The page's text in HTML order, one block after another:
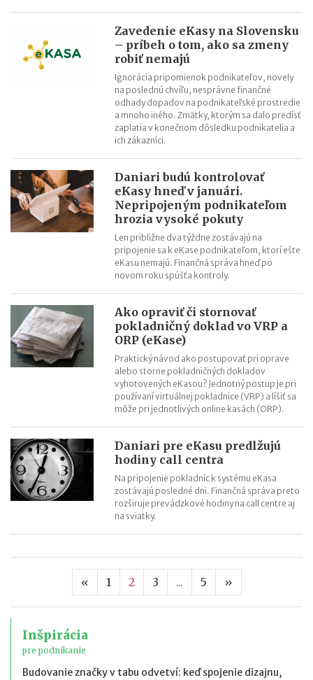
Zavedenie eKasy na Slovensku
– príbeh o tom, ako sa zmeny
robiť nemajú
Ignorácia pripomienok podnikateľov, novely
na poslednú chvíľu, nesprávne finančné
odhady dopadov na podnikateľské prostredie
a mnoho iného. Zmätky, ktorým sa dalo predísť
zaplatia v konečnom dôsledku podnikatelia a
ich zákazníci.
Daniari budú kontrolovať
eKasy hneď v januári.
Nepripojeným podnikateľom
hrozia vysoké pokuty
Len približne dva týždne zostávajú na
pripojenie sa k eKase podnikateľom, ktorí ešte
eKasu nemajú. Finančná správa hneď po
novom roku spúšťa kontroly.
Ako opraviť či stornovať
pokladničný doklad vo VRP a
ORP (eKase)
Praktický návod ako postupovať pri oprave
alebo storne pokladničných dokladov
vyhotovených eKasou? Jednotný postup je pri
používaní virtuálnej pokladnice (VRP) a líšiť sa
môže pri jednotlivých online kasách (ORP).
Daniari pre eKasu predlžujú
hodiny call centra
Na pripojenie pokladníc k systému eKasa
zostávajú posledné dni. Finančná správa preto
rozširuje prevádzkové hodiny na call centre aj
na sviatky.
«Predchádzajúca strana
1 2 3 ... 5 »Nasledujúca
Inšpirácia
pre podnikanie
Budovanie značky v tabu odvetví: keď spojenie dizajnu,